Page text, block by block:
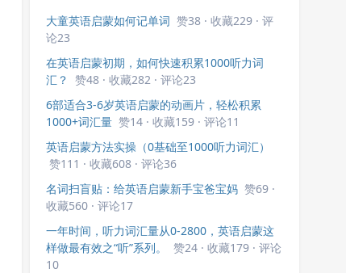
大童英语启蒙如何记单词 赞38 · 收藏229 · 评
论23
在英语启蒙初期，如何快速积累1000听力词
汇？ 赞48 · 收藏282 · 评论23
6部适合3-6岁英语启蒙的动画片，轻松积累
1000+词汇量 赞14 · 收藏159 · 评论11
英语启蒙方法实操（0基础至1000听力词汇）
赞111 · 收藏608 · 评论36
名词扫盲贴：给英语启蒙新手宝爸宝妈 赞69 ·
收藏560 · 评论17
一年时间，听力词汇量从0-2800，英语启蒙这
样做最有效之“听”系列。
赞24 · 收藏179 · 评论
10